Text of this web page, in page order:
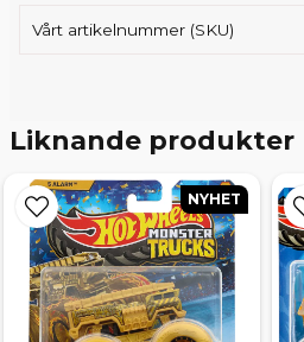
Vårt artikelnummer (SKU)
Liknande produkter
NYHET